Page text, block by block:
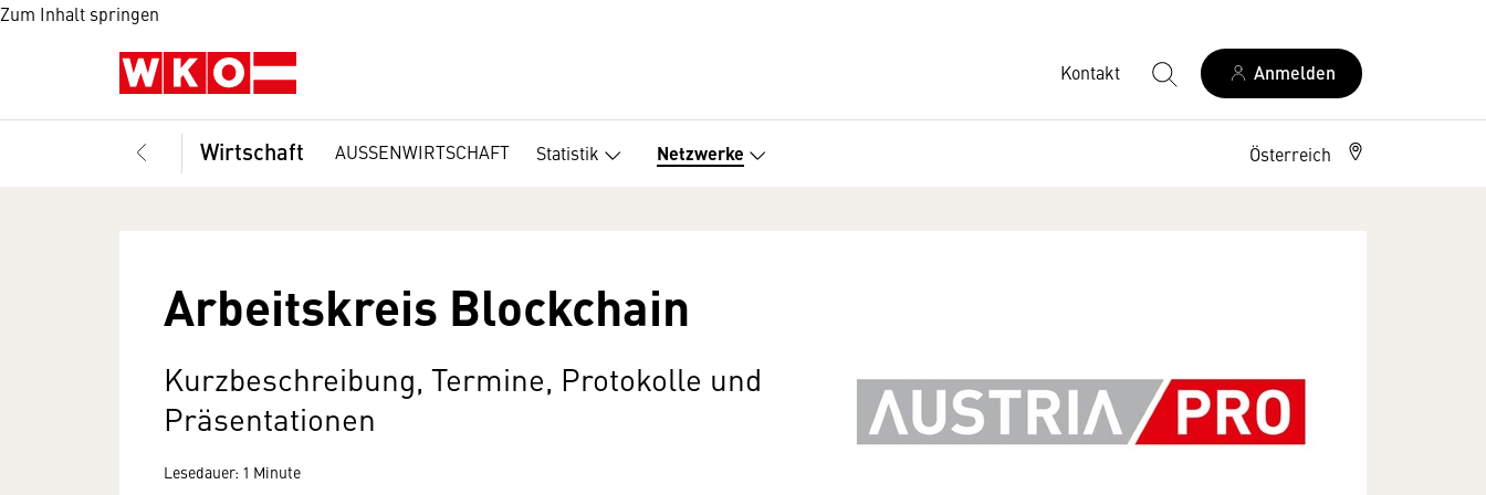
Zum Inhalt springen
Kontakt Anmelden
Wirtschaft AUSSENWIRTSCHAFT Statistik Netzwerke Österreich
Arbeitskreis Blockchain
Kurzbeschreibung, Termine, Protokolle und
Präsentationen
Lesedauer: 1 Minute